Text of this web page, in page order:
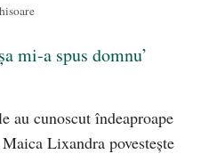
mi-a spus domnu’
au cunoscut îndeaproape
Lixandra povesteşte